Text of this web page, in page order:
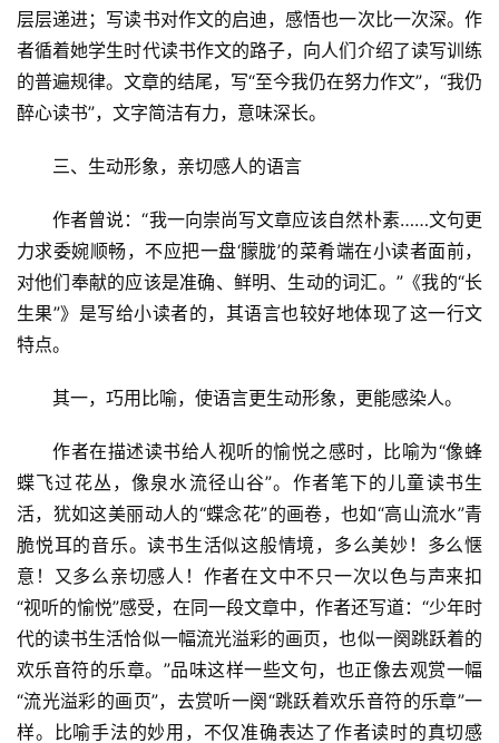
首
化
生
活
情
感
旅
游
层层递进；写读书对作文的启迪，感悟也一次比一次深。作
者循着她学生时代读书作文的路子，向人们介绍了读写训练
的普遍规律。文章的结尾，写“至今我仍在努力作文”，“我仍
醉心读书”，文字简洁有力，意味深长。
三、生动形象，亲切感人的语言
作者曾说：“我一向崇尚写文章应该自然朴素……文句更
力求委婉顺畅，不应把一盘‘朦胧’的菜肴端在小读者面前，
对他们奉献的应该是准确、鲜明、生动的词汇。”《我的“长
生果”》是写给小读者的，其语言也较好地体现了这一行文
特点。
其一，巧用比喻，使语言更生动形象，更能感染人。
作者在描述读书给人视听的愉悦之感时，比喻为“像蜂
蝶飞过花丛，像泉水流径山谷”。作者笔下的儿童读书生
活，犹如这美丽动人的“蝶念花”的画卷，也如“高山流水”青
脆悦耳的音乐。读书生活似这般情境，多么美妙！多么惬
意！又多么亲切感人！作者在文中不只一次以色与声来扣
“视听的愉悦”感受，在同一段文章中，作者还写道：“少年时
代的读书生活恰似一幅流光溢彩的画页，也似一阕跳跃着的
欢乐音符的乐章。”品味这样一些文句，也正像去观赏一幅
“流光溢彩的画页”，去赏听一阕“跳跃着欢乐音符的乐章”一
样。比喻手法的妙用，不仅准确表达了作者读时的真切感